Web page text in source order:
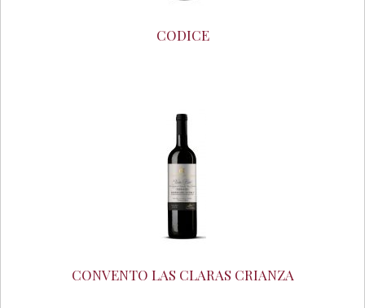
CODICE
CONVENTO LAS CLARAS CRIANZA